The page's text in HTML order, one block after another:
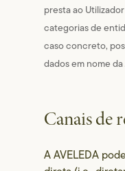
presta ao
categorias de
caso concreto,
dados em nome da
Canais de
A AVELEDA